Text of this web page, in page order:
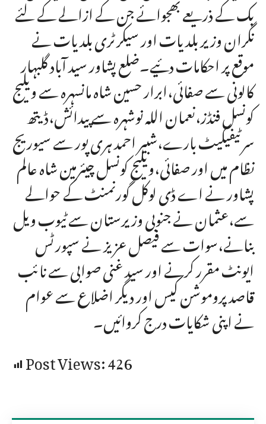
بک کے ذریعے بھجوائے جن کے ازالے کے لئے
نگران وزیر بلدیات اور سیکرٹری بلدیات نے
موقع پر احکامات دئیے۔ضلع پشاور سید آباد گلبہار
کالونی سے صفائی،ابرار حسین شاہ مانسہرہ سے ویلیج
کونسل فنڈز،نعمان اللہ نوشہرہ سے پیدائش،ڈیتھ
سرٹیفیکیٹ بارے،شبیر احمد ہری پور سے سیوریج
نظام میں اور صفائی،ویلیج کونسل چیئرمین شاہ عالم
پشاور نے اے ڈی لوکل گورنمنٹ کے حوالے
سے،عثمان نے جنوبی وزیرستان سے ٹیوب ویل
بنانے،سوات سے فیصل عزیز نے سپورٹس
ایونٹ مقرر کرنے اور سید غنی صوابی سے نائب
قاصد پروموشن کیس اور دیگر اضلاع سے عوام
نے اپنی شکایات درج کروائیں۔
Post Views:426